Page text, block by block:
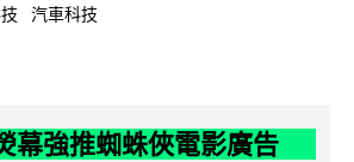
汽車科技
幕強推蜘蛛俠電影廣告